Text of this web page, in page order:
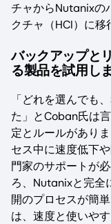
チャからNutanixの
クチャ（HCI）に移
バックアップと
る製品を試用し
「どれを選んでも
た」とCoban氏は
定とルールがあり
セス中に速度低下
門家のサポートが
ろ、Nutanixと完全
開のプロセスが簡
は、速度と使いや